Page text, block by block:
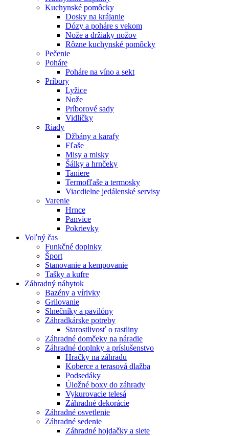
Kuchynské pomôcky
Dosky na krájanie
Dózy a poháre s vekom
Nože a držiaky nožov
Rôzne kuchynské pomôcky
Pečenie
Poháre
Poháre na víno a sekt
Príbory
Lyžice
Nože
Príborové sady
Vidličky
Riady
Džbány a karafy
Fľaše
Misy a misky
Šálky a hrnčeky
Taniere
Termofľaše a termosky
Viacdielne jedálenské servisy
Varenie
Hrnce
Panvice
Pokrievky
Voľný čas
Funkčné doplnky
Šport
Stanovanie a kempovanie
Tašky a kufre
Záhradný nábytok
Bazény a vírivky
Grilovanie
Slnečníky a pavilóny
Záhradkárske potreby
Starostlivosť o rastliny
Záhradné domčeky na náradie
Záhradné doplnky a príslušenstvo
Hračky na záhradu
Koberce a terasová dlažba
Podsedáky
Úložné boxy do záhrady
Vykurovacie telesá
Záhradné dekorácie
Záhradné osvetlenie
Záhradné sedenie
Záhradné hojdačky a siete